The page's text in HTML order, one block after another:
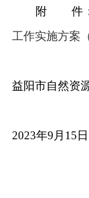
附 件
工作实施方案
益阳市自然资
2023年9月15日